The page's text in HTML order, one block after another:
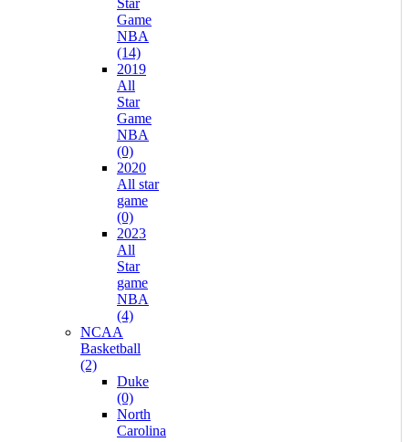
Game
NBA
(14)
2019
All
Star
Game
NBA
(0)
2020
All star
game
(0)
2023
All
Star
game
NBA
(4)
NCAA
Basketball
(2)
Duke
(0)
North
Carolina